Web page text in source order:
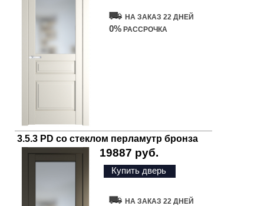
НА ЗАКАЗ 22 ДНЕЙ
0% РАССРОЧКА
3.5.3 PD со стеклом перламутр бронза
19887 руб.
Купить дверь
НА ЗАКАЗ 22 ДНЕЙ